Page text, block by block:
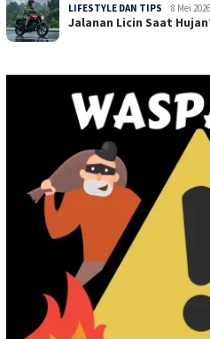
LIFESTYLE DAN TIPS 8 Mei 2026
Jalanan Licin Saat